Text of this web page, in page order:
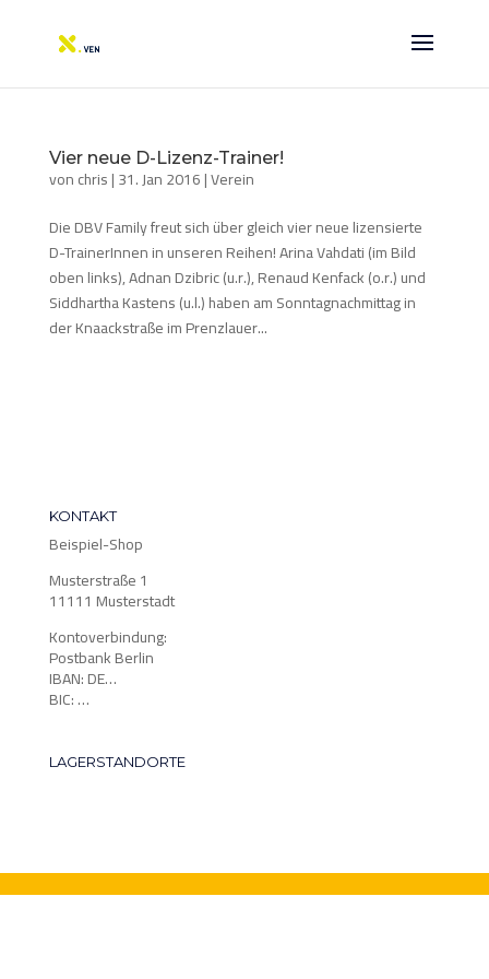
Vier neue D-Lizenz-Trainer!
vonchris|31. Jan 2016|Verein
Die DBV Family freut sich über gleich vier neue lizensierte
D-TrainerInnen in unseren Reihen! Arina Vahdati (im Bild
oben links), Adnan Dzibric (u.r.), Renaud Kenfack (o.r.) und
Siddhartha Kastens (u.l.) haben am Sonntagnachmittag in
der Knaackstraße im Prenzlauer...
KONTAKT
Beispiel-Shop
Musterstraße 1
11111 Musterstadt
Kontoverbindung:
Postbank Berlin
IBAN: DE…
BIC: …
LAGERSTANDORTE